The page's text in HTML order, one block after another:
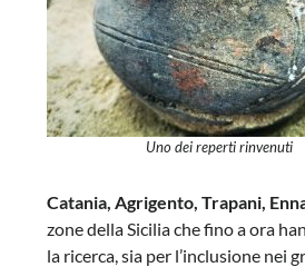
Uno dei reperti rinvenuti
Catania, Agrigento, Trapani,
zone della Sicilia che fino a ora
la ricerca, sia per l’inclusione nei